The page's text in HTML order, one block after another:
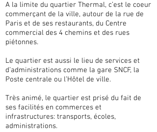
A la limite du quartier Thermal, c’est le coeur
commerçant de la ville, autour de la rue de
Paris et de ses restaurants, du Centre
commercial des 4 chemins et des rues
piétonnes.
Le quartier est aussi le lieu de services et
d’administrations comme la gare SNCF, la
Poste centrale ou l’Hôtel de ville.
Très animé, le quartier est prisé du fait de
ses facilités en commerces et
infrastructures: transports, écoles,
administrations.